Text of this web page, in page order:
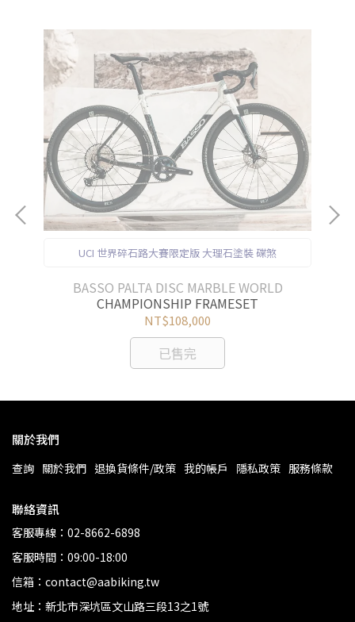
UCI 世界碎石路大賽限定版 大理石塗裝 碟煞
BASSO PALTA DISC MARBLE WORLD
CHAMPIONSHIP FRAMESET
NT$108,000
已售完
關於我們
查詢 關於我們 退換貨條件/政策 我的帳戶 隱私政策 服務條款
聯絡資訊
客服專線：02-8662-6898
客服時間：09:00-18:00
信箱：contact@aabiking.tw
地址：新北市深坑區文山路三段13之1號